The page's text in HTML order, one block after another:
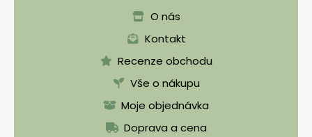
O nás
Kontakt
Recenze obchodu
Vše o nákupu
Moje objednávka
Doprava a cena